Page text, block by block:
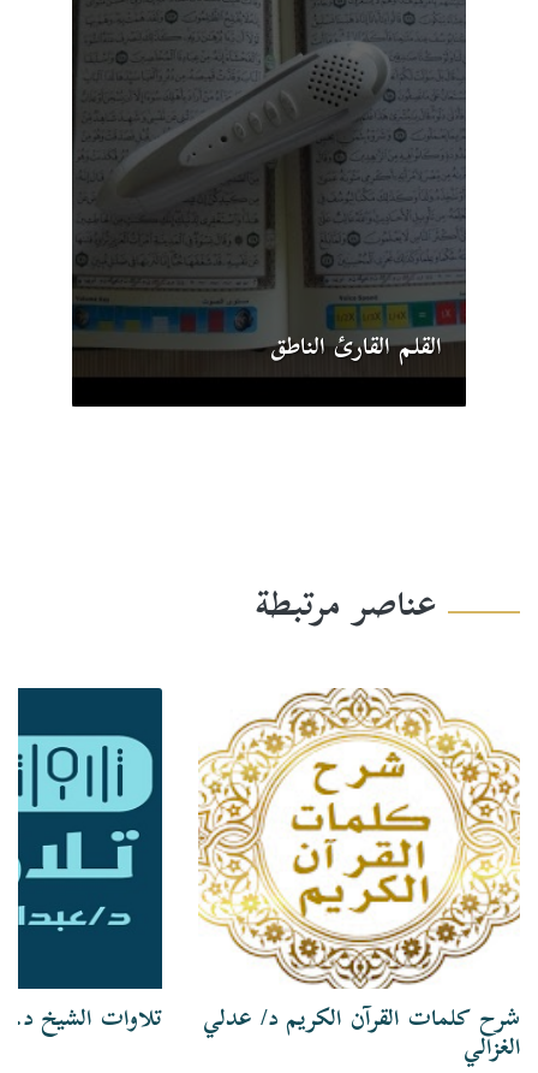
القلم القارئ الناطق
عناصر مرتبطة
شرح كلمات القرآن الكريم د/ عدلي
الغزالي
تلاوات الشيخ د.